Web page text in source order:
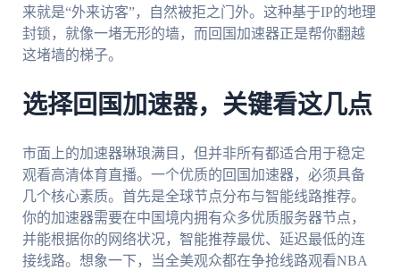
来就是“外来访客”，自然被拒之门外。这种基于IP的地理
封锁，就像一堵无形的墙，而回国加速器正是帮你翻越
这堵墙的梯子。
选择回国加速器，关键看这几点
市面上的加速器琳琅满目，但并非所有都适合用于稳定
观看高清体育直播。一个优质的回国加速器，必须具备
几个核心素质。首先是全球节点分布与智能线路推荐。
你的加速器需要在中国境内拥有众多优质服务器节点，
并能根据你的网络状况，智能推荐最优、延迟最低的连
接线路。想象一下，当全美观众都在争抢线路观看NBA